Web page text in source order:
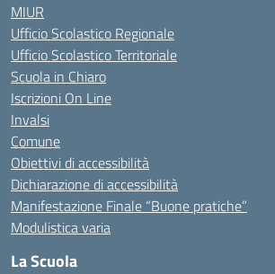
MIUR
Ufficio Scolastico Regionale
Ufficio Scolastico Territoriale
Scuola in Chiaro
Iscrizioni On Line
Invalsi
Comune
Obiettivi di accessibilità
Dichiarazione di accessibilità
Manifestazione Finale “Buone pratiche”
Modulistica varia
La Scuola